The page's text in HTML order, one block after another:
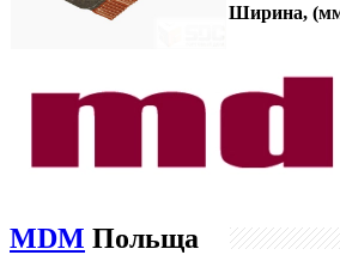
Ширина,
MDM Польща